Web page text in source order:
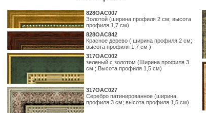
828OAC007
Золотой (ширина профиля 2 см; высота
профиля 1,7 см)
828OAC842
Красное дерево ( ширина профиля 2 см;
высота профиля 1,7 см )
317OAC002
зеленый с золотом (Ширина профиля 3
см ; Высота профиля 1,5 см)
317OAC027
Серебро патинированное (ширина
профиля 3 см; высота профиля 1,5 см)